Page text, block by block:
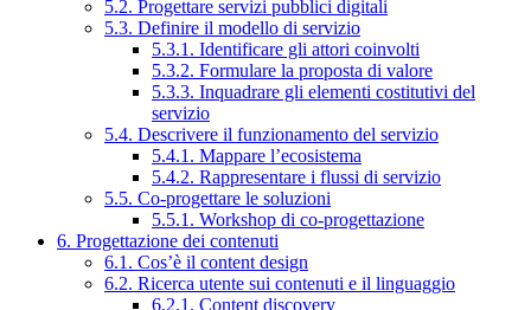
5.2. Progettare servizi pubblici digitali
5.3. Definire il modello di servizio
5.3.1. Identificare gli attori coinvolti
5.3.2. Formulare la proposta di valore
5.3.3. Inquadrare gli elementi costitutivi del
servizio
5.4. Descrivere il funzionamento del servizio
5.4.1. Mappare l’ecosistema
5.4.2. Rappresentare i flussi di servizio
5.5. Co-progettare le soluzioni
5.5.1. Workshop di co-progettazione
6. Progettazione dei contenuti
6.1. Cos’è il content design
6.2. Ricerca utente sui contenuti e il linguaggio
6.2.1. Content discovery